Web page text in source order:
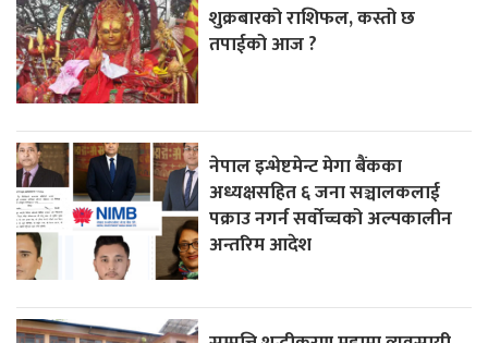
शुक्रबारको राशिफल, कस्तो छ
तपाईको आज ?
नेपाल इन्भेष्टमेन्ट मेगा बैंकका
अध्यक्षसहित ६ जना सञ्चालकलाई
पक्राउ नगर्न सर्वोच्चको अल्पकालीन
अन्तरिम आदेश